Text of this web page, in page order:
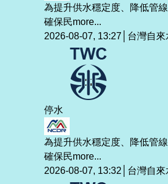
為提升供水穩定度、降低管
確保民more...
2026-08-07, 13:27│台灣自來
停水
為提升供水穩定度、降低管
確保民more...
2026-08-07, 13:32│台灣自來